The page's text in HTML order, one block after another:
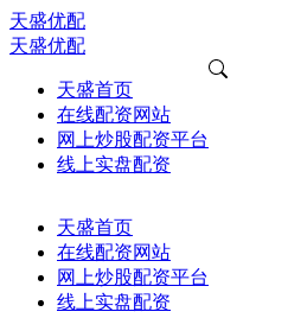
天盛优配
天盛优配
天盛首页
在线配资网站
网上炒股配资平台
线上实盘配资
天盛首页
在线配资网站
网上炒股配资平台
线上实盘配资